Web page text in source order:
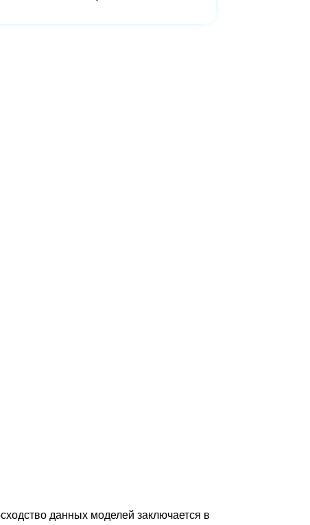
данных моделей заключается в